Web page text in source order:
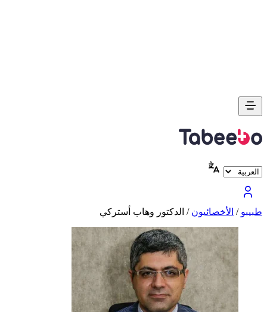
طبیبو / الأخصائيون / الدكتور وهاب أسترکي